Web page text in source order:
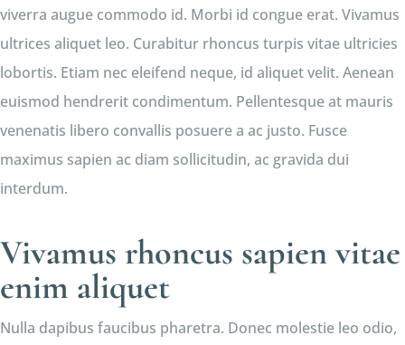
viverra augue commodo id. Morbi id congue erat. Vivamus
ultrices aliquet leo. Curabitur rhoncus turpis vitae ultricies
lobortis. Etiam nec eleifend neque, id aliquet velit. Aenean
euismod hendrerit condimentum. Pellentesque at mauris
venenatis libero convallis posuere a ac justo. Fusce
maximus sapien ac diam sollicitudin, ac gravida dui
interdum.
Vivamus rhoncus sapien vitae
enim aliquet
Nulla dapibus faucibus pharetra. Donec molestie leo odio,